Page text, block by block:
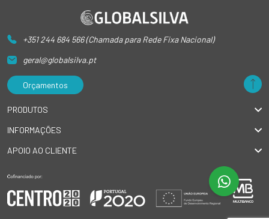
+351 244 684 566 (Chamada para Rede Fixa Nacional)
geral@globalsilva.pt
Orçamentos
PRODUTOS
INFORMAÇÕES
APOIO AO CLIENTE